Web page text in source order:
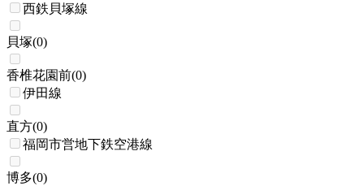
西鉄貝塚線
貝塚(0)
香椎花園前(0)
伊田線
直方(0)
福岡市営地下鉄空港線
博多(0)